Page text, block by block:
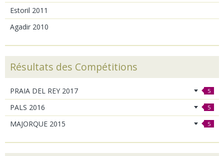
Estoril 2011
Agadir 2010
Résultats des Compétitions
PRAIA DEL REY 2017 5
PALS 2016 5
MAJORQUE 2015 5